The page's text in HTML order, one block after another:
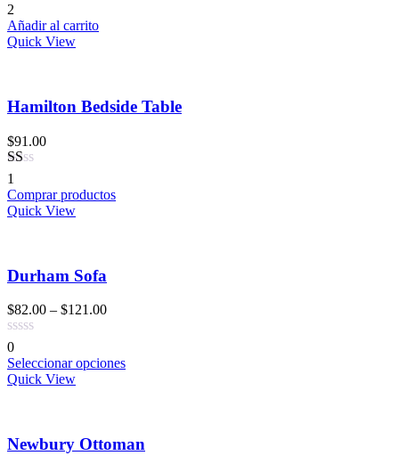
Valorado
en3.00
de 5
2
Añadir al carrito
Quick View
Hamilton Bedside Table
$91.00
Valorado
en
1.00
de
1
Comprar productos
Quick View
Durham Sofa
$82.00 – $121.00
0
Seleccionar opciones
Quick View
Newbury Ottoman